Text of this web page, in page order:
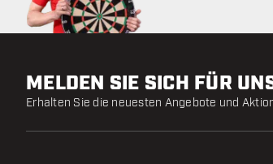
MELDEN SIE SICH FÜR
Erhalten Sie die neuesten Angebote und